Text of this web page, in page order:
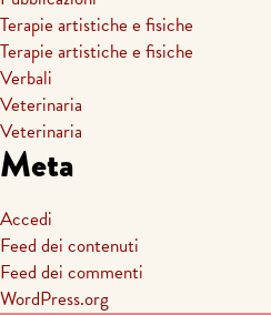
Terapie artistiche e fisiche
Terapie artistiche e fisiche
Verbali
Veterinaria
Veterinaria
Meta
Accedi
Feed dei contenuti
Feed dei commenti
WordPress.org